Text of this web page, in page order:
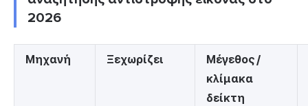
2026
Μηχανή Ξεχωρίζει
Μέγεθος /
κλίμακα
δείκτη